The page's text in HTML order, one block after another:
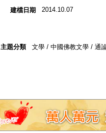
建檔日期 2014.10.07
主題分類 文學 / 中國佛教文學 / 通